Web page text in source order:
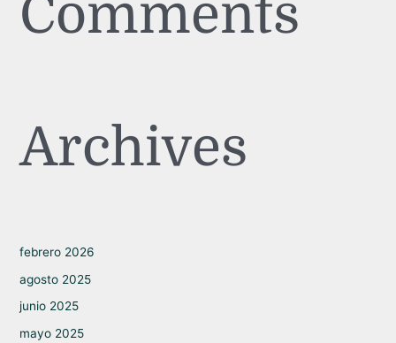
Comments
Archives
febrero 2026
agosto 2025
junio 2025
mayo 2025